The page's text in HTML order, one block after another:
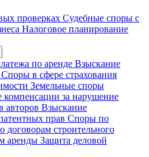
проверках Судебные споры с
Налоговое планирование
по аренде Взыскание
Споры в сфере страхования
Земельные споры
компенсации за нарушение
авторов Взыскание
прав Споры по
договорам строительного
аренды Защита деловой